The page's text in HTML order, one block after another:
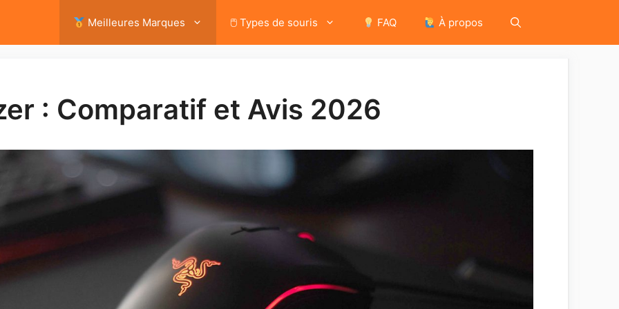
Meilleures Marques 🖱 Types de souris FAQ À propos
: Comparatif et Avis 2026